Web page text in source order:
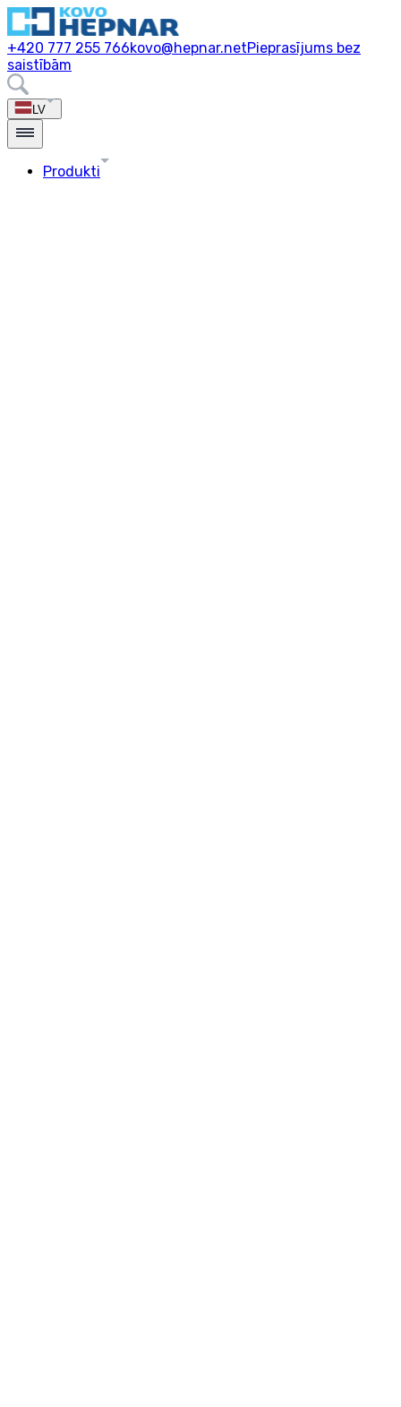
+420 777 255 766kovo@hepnar.netPieprasījums bez
saistībām
LV
Produkti